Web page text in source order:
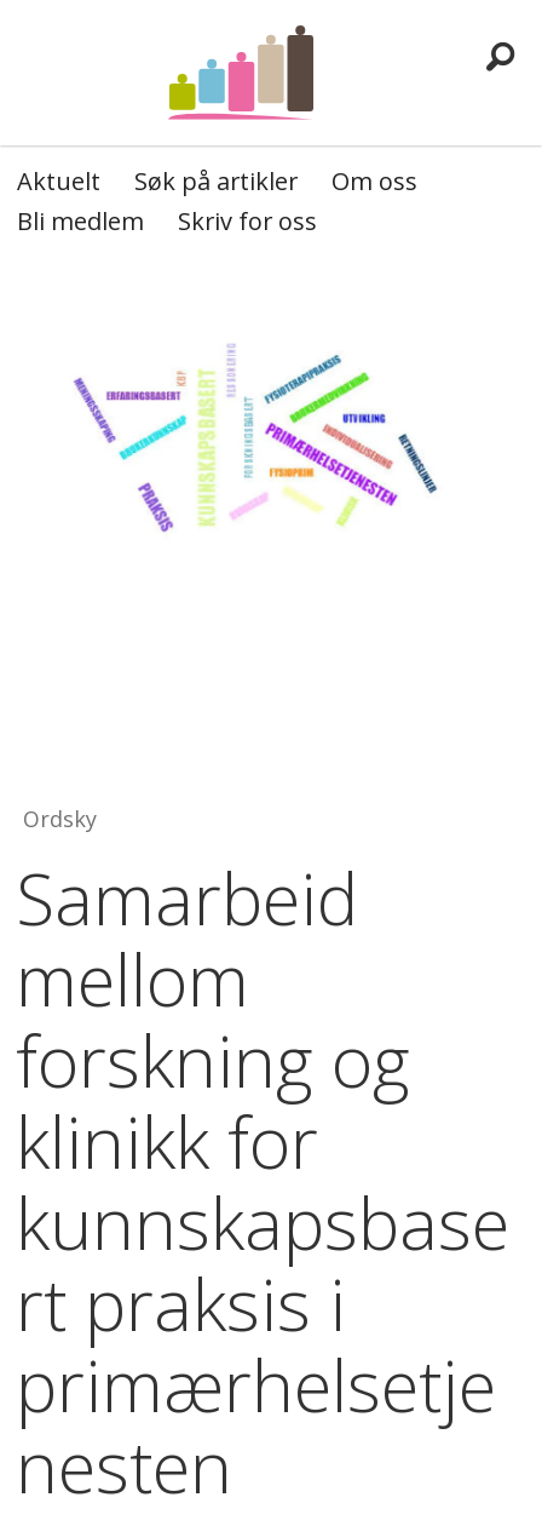
Aktuelt Søk på artikler
Om oss
Bli medlem
Skriv for oss
Ordsky
Samarbeid
mellom
forskning og
klinikk for
kunnskapsbase
rt praksis i
primærhelsetje
nesten